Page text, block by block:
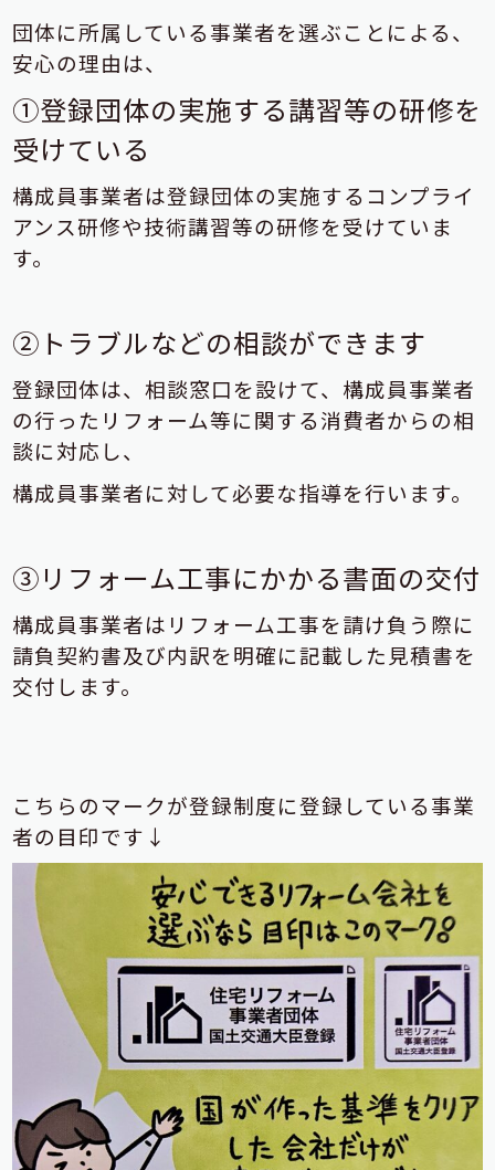
団体に所属している事業者を選ぶことによる、
安心の理由は、
①登録団体の実施する講習等の研修を
受けている
構成員事業者は登録団体の実施するコンプライ
アンス研修や技術講習等の研修を受けていま
す。
②トラブルなどの相談ができます
登録団体は、相談窓口を設けて、構成員事業者
の行ったリフォーム等に関する消費者からの相
談に対応し、
構成員事業者に対して必要な指導を行います。
③リフォーム工事にかかる書面の交付
構成員事業者はリフォーム工事を請け負う際に
請負契約書及び内訳を明確に記載した見積書を
交付します。
こちらのマークが登録制度に登録している事業
者の目印です↓